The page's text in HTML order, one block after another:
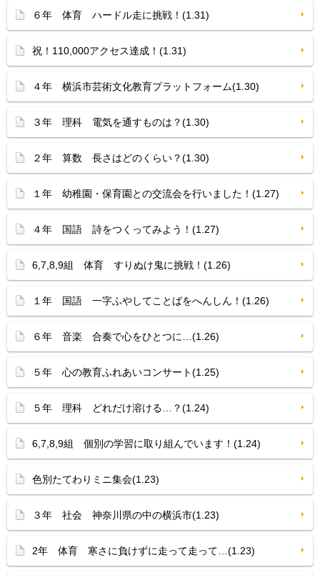
６年 体育 ハードル走に挑戦！(1.31)
祝！110,000アクセス達成！(1.31)
４年 横浜市芸術文化教育プラットフォーム(1.30)
３年 理科 電気を通すものは？(1.30)
２年 算数 長さはどのくらい？(1.30)
１年 幼稚園・保育園との交流会を行いました！(1.27)
４年 国語 詩をつくってみよう！(1.27)
6,7,8,9組 体育 すりぬけ鬼に挑戦！(1.26)
１年 国語 一字ふやしてことばをへんしん！(1.26)
６年 音楽 合奏で心をひとつに…(1.26)
５年 心の教育ふれあいコンサート(1.25)
５年 理科 どれだけ溶ける…？(1.24)
6,7,8,9組 個別の学習に取り組んでいます！(1.24)
色別たてわりミニ集会(1.23)
３年 社会 神奈川県の中の横浜市(1.23)
2年 体育 寒さに負けずに走って走って…(1.23)